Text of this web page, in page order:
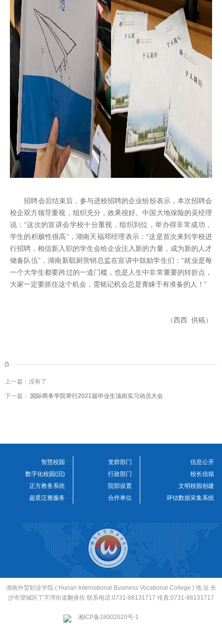
招聘会后结束后，参与进校招聘的企业纷纷表示，本次招聘会
校企双方领导重视，组织充分，效果很好。中国大地保险的吴经理
说：“这次的宣讲会学校十分重视，组织到位，举办得非常成功，
学生的积极性很高”，湖南天福邓经理表示：“这是首次来到学校进
行招聘，相信新入职的学生会给企业注入新的力量，成为新的人才
储备队伍”，湖南新聪厨营销总监在宣讲中鼓励学生们：“就业是每
一个大学生都要跨过的一道门槛，也是人生中非常重要的转折点，
大家一定要抓住这个机会，需铭记机会总是青睐于有准备的人！”
（西西 供稿）
上一篇：没有了
下一篇： 国际商务学院举行2021届毕业生顶岗实习动员大会
智慧校园
党群部门
数字化校园(旧)
行政部门
正方教务系统
院部设置
超星泛雅服务
合作单位
信息公开
校长信箱
文明校园创建
评估数据采集系统
湖南外贸职业学院 ( Hunan International Business Vocational College ) 地 址:长
沙市望城区丁字湾街道翻身垸 联系电话:0731-88131717 传真:0731-88131717
湘ICP备18002020号-1